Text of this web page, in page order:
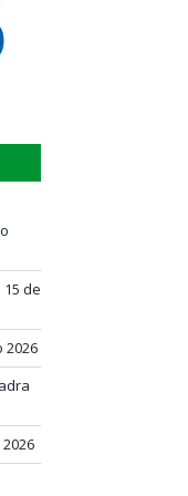
de
2026